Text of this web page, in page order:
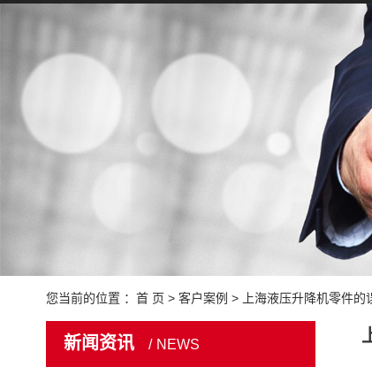
您当前的位置 ： 首 页 > 客户案例 > 上海液压升降机零件的
新闻资讯 NEWS